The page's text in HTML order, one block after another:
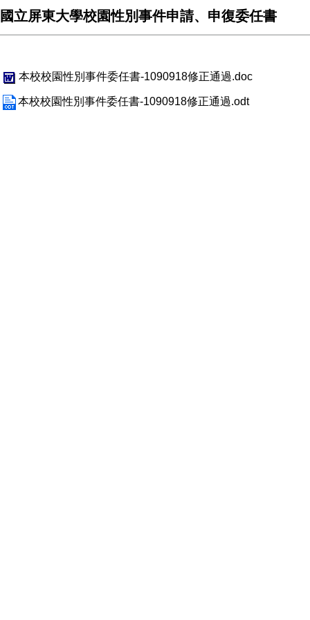
國立屏東大學校園性別事件申請、申復委任書
本校校園性別事件委任書-1090918修正通過.doc
本校校園性別事件委任書-1090918修正通過.odt